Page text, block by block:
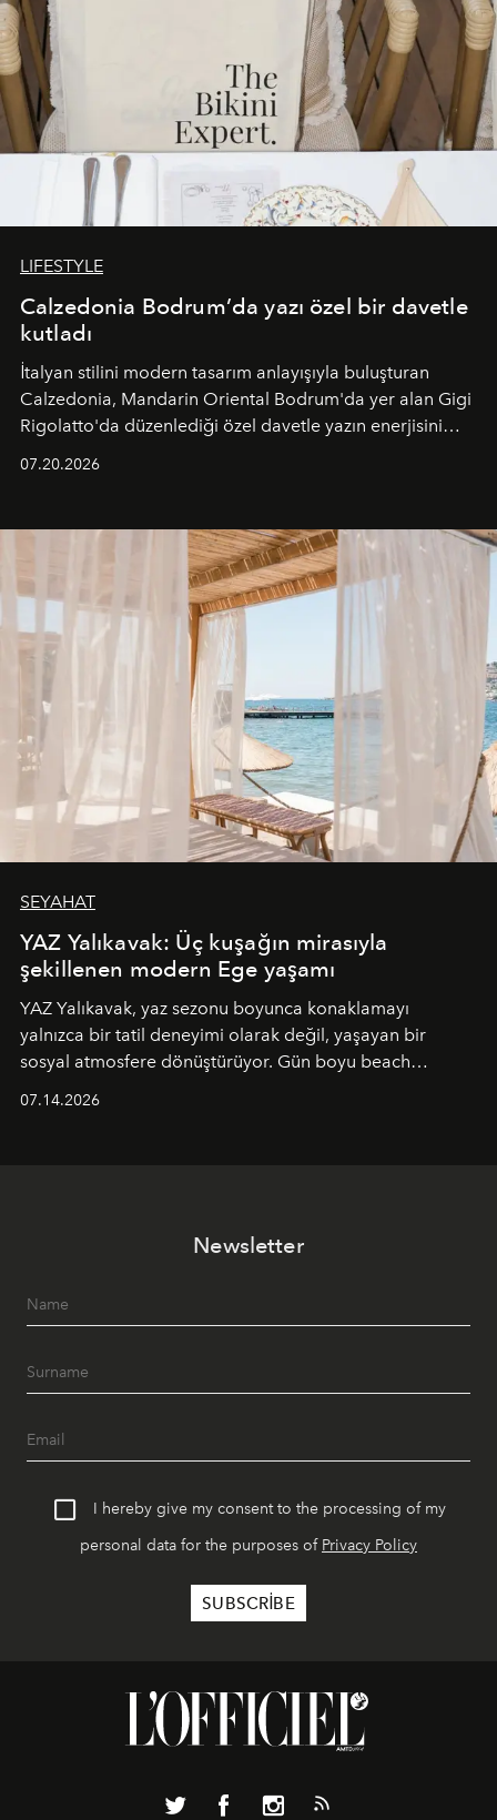
LIFESTYLE
Calzedonia Bodrum’da yazı özel bir davetle
kutladı
İtalyan stilini modern tasarım anlayışıyla buluşturan
Calzedonia, Mandarin Oriental Bodrum'da yer alan Gigi
Rigolatto'da düzenlediği özel davetle yazın enerjisini
07.20.2026
SEYAHAT
YAZ Yalıkavak: Üç kuşağın mirasıyla
şekillenen modern Ege yaşamı
YAZ Yalıkavak, yaz sezonu boyunca konaklamayı
yalnızca bir tatil deneyimi olarak değil, yaşayan bir
sosyal atmosfere dönüştürüyor. Gün boyu beach
geceye taşıyarak her hafta farklı bir deneyim sunuyor.
07.14.2026
Newsletter
I hereby give my consent to the processing of my
personal data for the purposes of Privacy Policy